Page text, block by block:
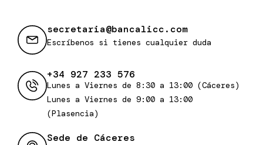
secretaria@bancalicc.com
Escríbenos si tienes cualquier duda
+34 927 233 576
Lunes a Viernes de 8:30 a 13:00 (Cáceres)
Lunes a Viernes de 9:00 a 13:00
(Plasencia)
Sede de Cáceres